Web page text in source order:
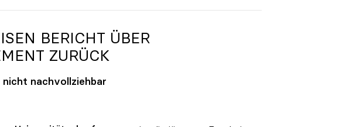
BERICHT ÜBER
ZURÜCK
nachvollziehbar